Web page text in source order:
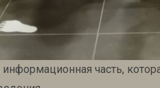
часть,